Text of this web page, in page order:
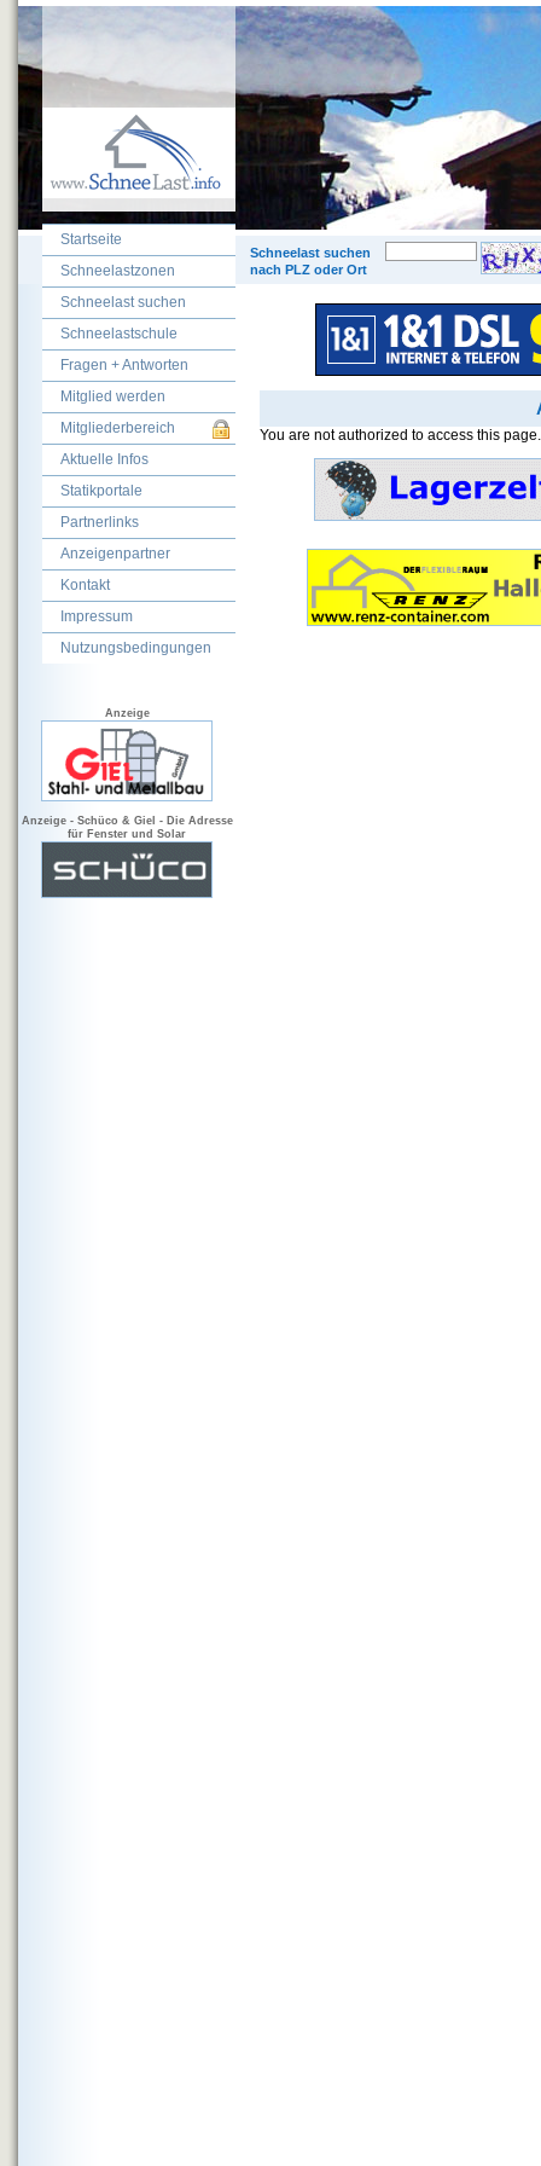
You are not authorized to access this page.
Schneelast suchen
nach PLZ oder Ort
Startseite
Schneelastzonen
Schneelast suchen
Schneelastschule
Fragen + Antworten
Mitglied werden
Mitgliederbereich
Aktuelle Infos
Statikportale
Partnerlinks
Anzeigenpartner
Kontakt
Impressum
Nutzungsbedingungen
Anzeige
Anzeige - Schüco & Giel - Die Adresse
für Fenster und Solar
©